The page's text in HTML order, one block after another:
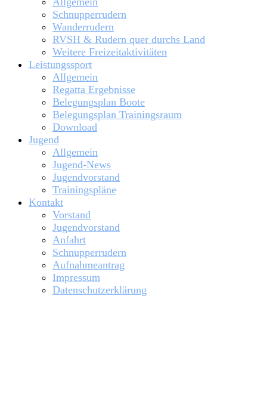
Schnupperrudern
Wanderrudern
RVSH & Rudern quer durchs Land
Weitere Freizeitaktivitäten
Leistungssport
Allgemein
Regatta Ergebnisse
Belegungsplan Boote
Belegungsplan Trainingsraum
Download
Jugend
Allgemein
Jugend-News
Jugendvorstand
Trainingspläne
Kontakt
Vorstand
Jugendvorstand
Anfahrt
Schnupperrudern
Aufnahmeantrag
Impressum
Datenschutzerklärung